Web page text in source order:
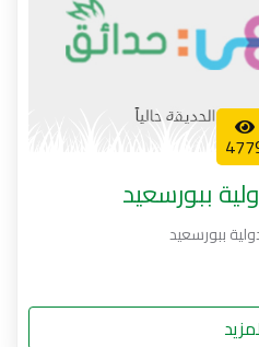
ببورسعيد
ببورسعيد